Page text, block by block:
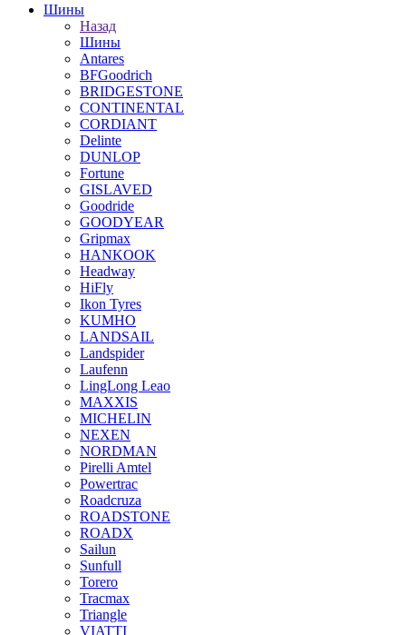
Шины
Назад
Шины
Antares
BFGoodrich
BRIDGESTONE
CONTINENTAL
CORDIANT
Delinte
DUNLOP
Fortune
GISLAVED
Goodride
GOODYEAR
Gripmax
HANKOOK
Headway
HiFly
Ikon Tyres
KUMHO
LANDSAIL
Landspider
Laufenn
LingLong Leao
MAXXIS
MICHELIN
NEXEN
NORDMAN
Pirelli Amtel
Powertrac
Roadcruza
ROADSTONE
ROADX
Sailun
Sunfull
Torero
Tracmax
Triangle
VIATTI